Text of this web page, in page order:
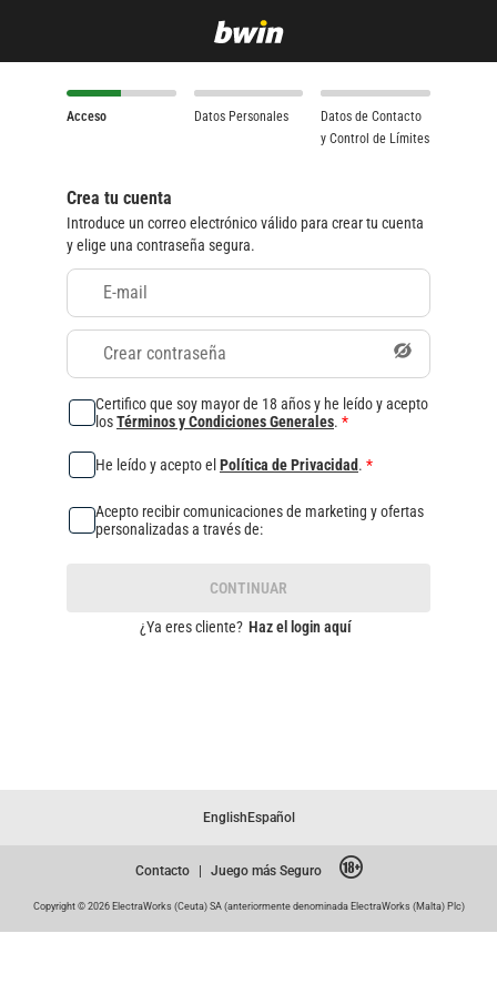
Acceso Datos Personales
Datos de Contacto
y Control de Límites
Crea tu cuenta
Introduce un correo electrónico válido para crear tu cuenta
y elige una contraseña segura.
E-mail
Crear contraseña
Certifico que soy mayor de 18 años y he leído y acepto
losTérminos y Condiciones Generales. *
He leído y acepto el Política de Privacidad. *
Acepto recibir comunicaciones de marketing y ofertas
personalizadas a través de:
CONTINUAR
¿Ya eres cliente? Haz el login aquí
English Español
Contacto Juego más Seguro
Copyright © 2026 ElectraWorks (Ceuta) SA (anteriormente denominada ElectraWorks (Malta) Plc)